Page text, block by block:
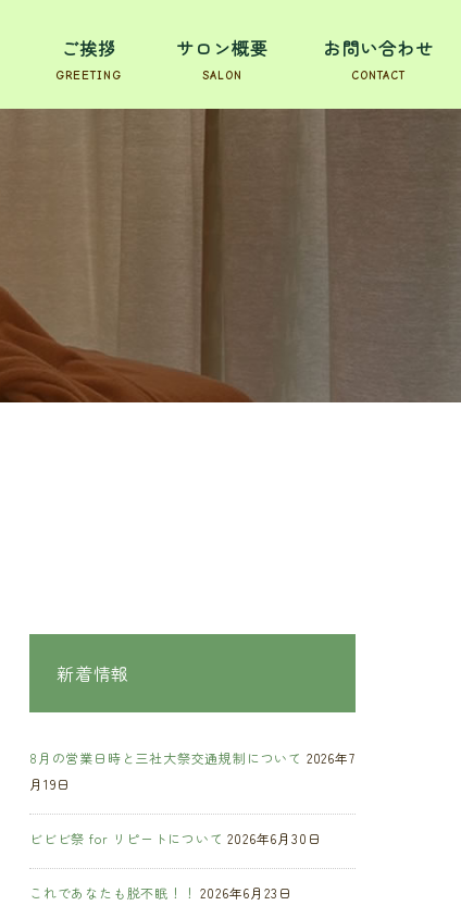
ご挨拶 サロン概要 お問い合わせ
新着情報
8月の営業日時と三社大祭交通規制について 2026年7
月19日
ビビビ祭 for リピートについて 2026年6月30日
これであなたも脱不眠！！ 2026年6月23日